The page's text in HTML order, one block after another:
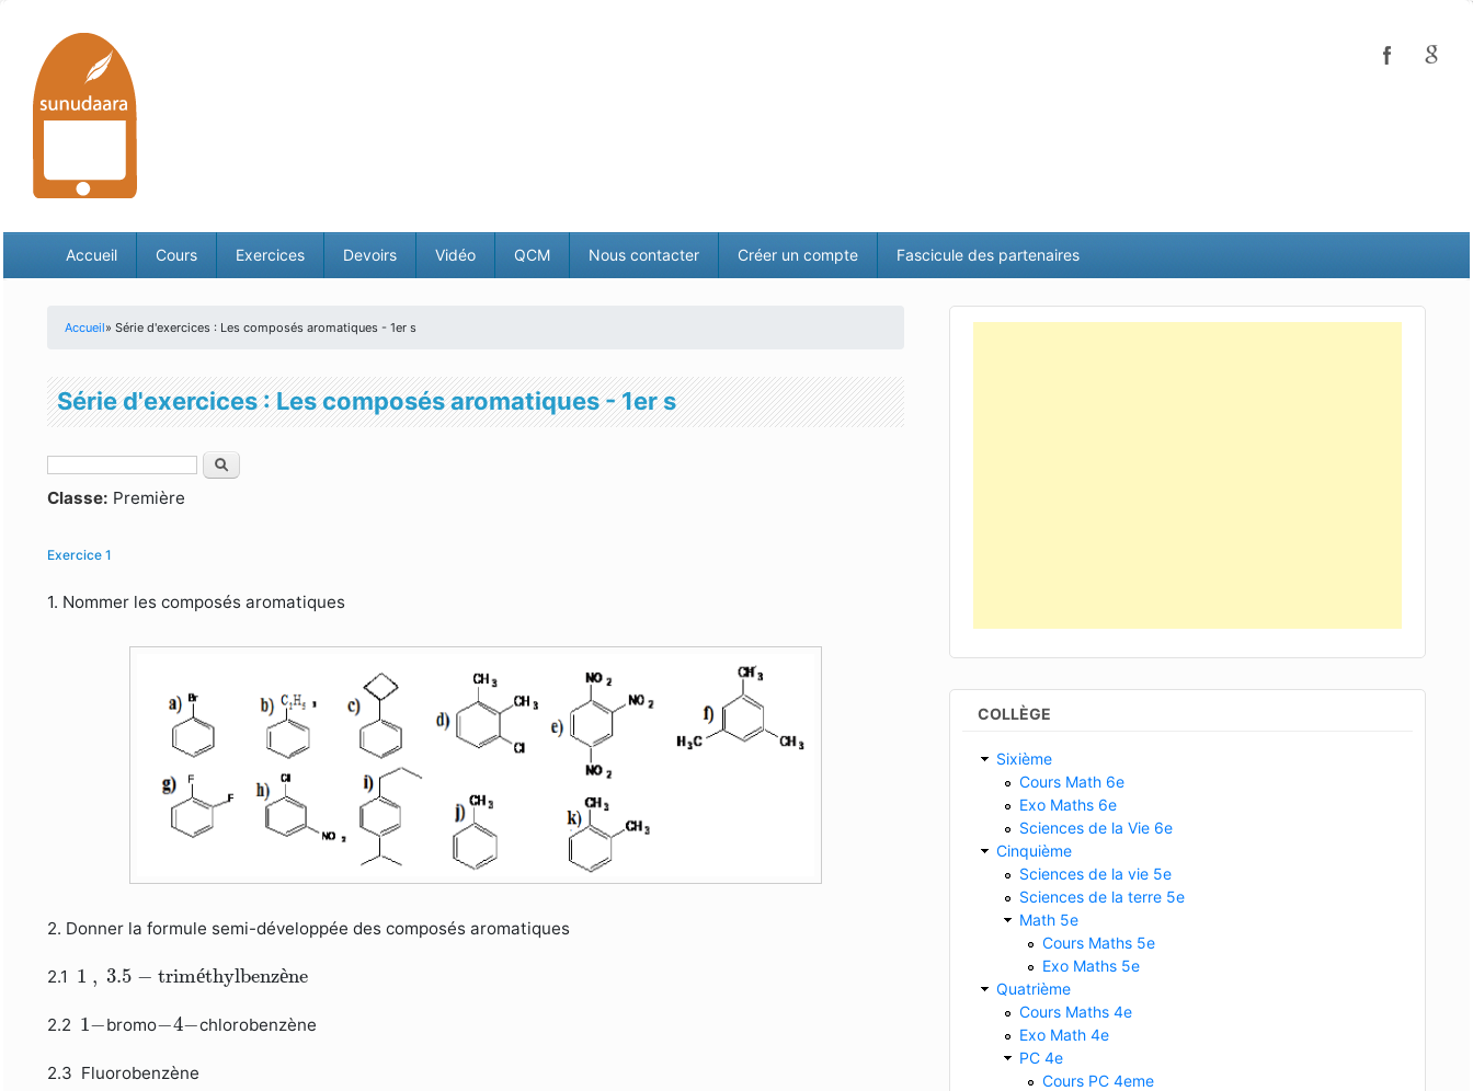
Accueil Cours Exercices Devoirs Vidéo QCM Nous contacter Créer un compte Fascicule des partenaires
Accueil» Série d'exercices : Les composés aromatiques - 1er s
Série d'exercices : Les composés aromatiques - 1er s
Formulaire de recherche
Rechercher
Classe: Première
Exercice 1
1. Nommer les composés aromatiques
2. Donner la formule semi-développée des composés aromatiques
2.1 1 , 3.5 − triméthylbenzène
1 3.5− triméthylbenzène
2.2 1−
1 bromo−4−
4 chlorobenzène
2.3 Fluorobenzène
COLLÈGE
Sixième
Cours Math 6e
Exo Maths 6e
Sciences de la Vie 6e
Cinquième
Sciences de la vie 5e
Sciences de la terre 5e
Math 5e
Cours Maths 5e
Exo Maths 5e
Quatrième
Cours Maths 4e
Exo Math 4e
PC 4e
Cours PC 4eme